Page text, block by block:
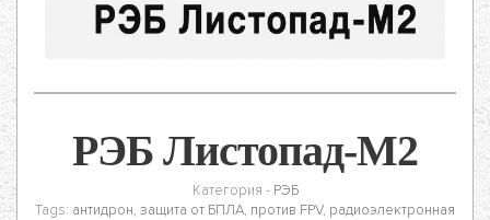
РЭБ Листопад-М2
Категория - РЭБ
Tags: антидрон, защита от БПЛА, против FPV, радиоэлектронная